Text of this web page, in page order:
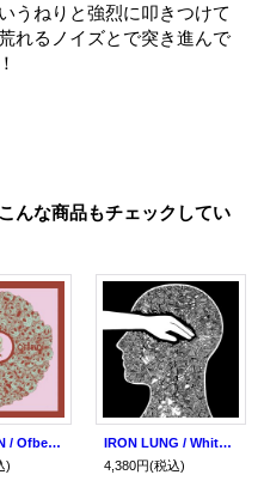
うねりと強烈に叩きつけて
れるノイズとで突き進んで
んな商品もチェックしてい
DAUÐYFLIN / Ofbeldi (Lp) Iron lung
)
IRON LUNG / White glove test (Lp) Prank/Iron lung
4,380円(税込)